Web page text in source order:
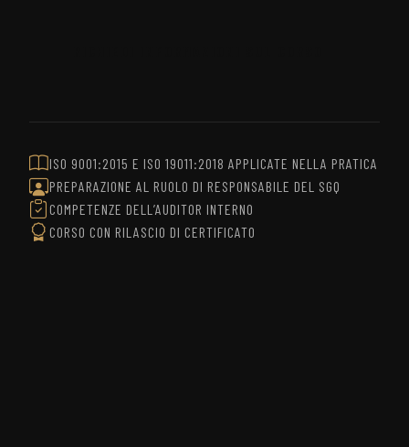
ISO 9001:2015 E ISO 19011:2018 APPLICATE NELLA PRATICA
PREPARAZIONE AL RUOLO DI RESPONSABILE DEL SGQ
COMPETENZE DELL’AUDITOR INTERNO
CORSO CON RILASCIO DI CERTIFICATO